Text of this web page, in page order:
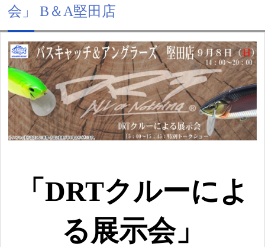
会」 B＆A堅田店
「DRTクルーによ
る展示会」